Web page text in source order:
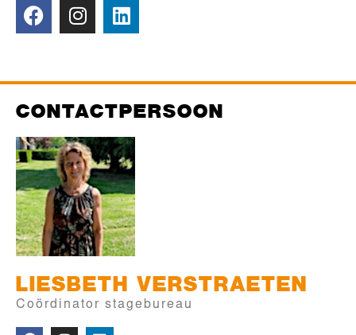
CONTACTPERSOON
LIESBETH VERSTRAETEN
Coördinator stagebureau